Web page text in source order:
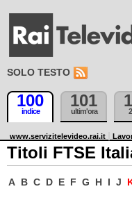
SOLO TESTO
100
indice
101
ultim'ora
www.servizitelevideo.rai.it
Titoli FTSE
A B C D E F G H I J